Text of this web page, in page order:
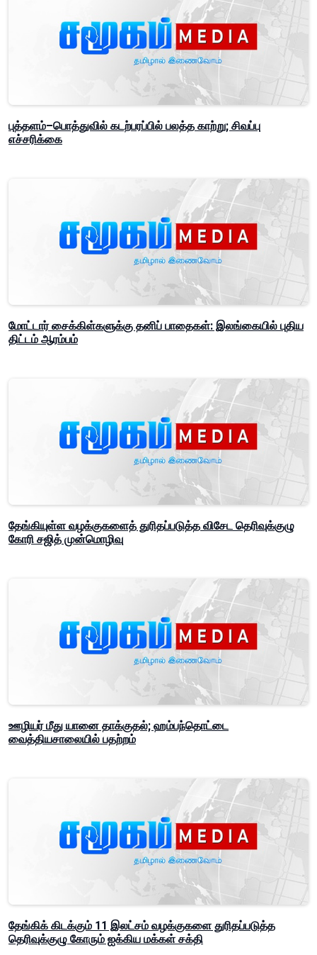
புத்தளம்–பொத்துவில் கடற்பரப்பில் பலத்த காற்று; சிவப்பு
எச்சரிக்கை
மோட்டார் சைக்கிள்களுக்கு தனிப் பாதைகள்: இலங்கையில் புதிய
திட்டம் ஆரம்பம்
தேங்கியுள்ள வழக்குகளைத் துரிதப்படுத்த விசேட தெரிவுக்குழு
கோரி சஜித் முன்மொழிவு
ஊழியர் மீது யானை தாக்குதல்; ஹம்பந்தொட்டை
வைத்தியசாலையில் பதற்றம்
தேங்கிக் கிடக்கும் 11 இலட்சம் வழக்குகளை துரிதப்படுத்த
தெரிவுக்குழு கோரும் ஐக்கிய மக்கள் சக்தி